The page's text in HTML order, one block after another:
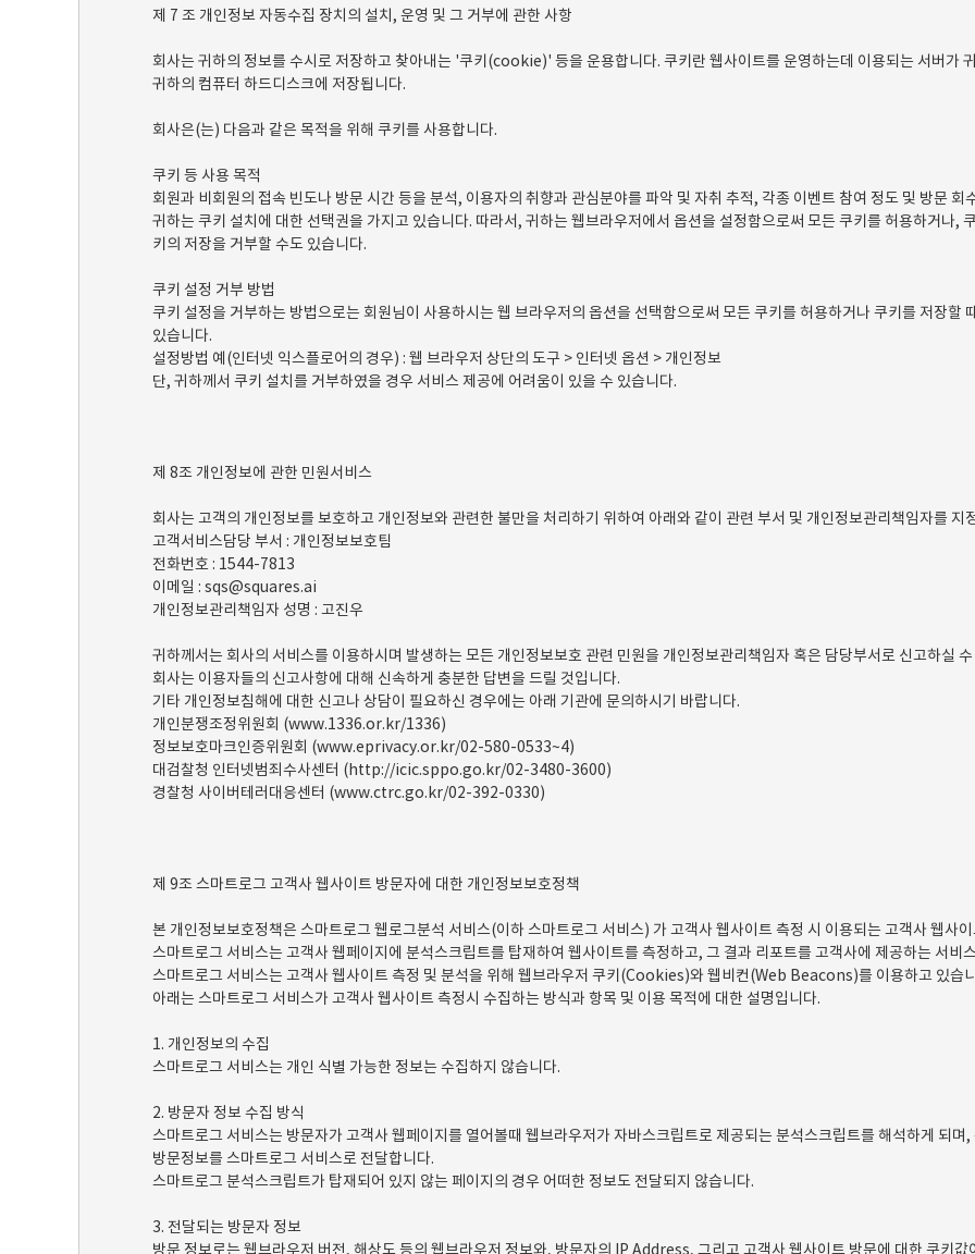
제 7 조 개인정보 자동수집 장치의 설치, 운영 및 그 거부에 관한 사항
회사는 귀하의 정보를 수시로 저장하고 찾아내는 '쿠키(cookie)' 등을 운용합니다. 쿠키란 웹사이트를 운영하는데 이용되는 서버가
귀하의 컴퓨터 하드디스크에 저장됩니다.
회사은(는) 다음과 같은 목적을 위해 쿠키를 사용합니다.
쿠키 등 사용 목적
회원과 비회원의 접속 빈도나 방문 시간 등을 분석, 이용자의 취향과 관심분야를 파악 및 자취 추적, 각종 이벤트 참여 정도 및 방문
귀하는 쿠키 설치에 대한 선택권을 가지고 있습니다. 따라서, 귀하는 웹브라우저에서 옵션을 설정함으로써 모든 쿠키를 허용하거나,
키의 저장을 거부할 수도 있습니다.
쿠키 설정 거부 방법
쿠키 설정을 거부하는 방법으로는 회원님이 사용하시는 웹 브라우저의 옵션을 선택함으로써 모든 쿠키를 허용하거나 쿠키를 저장할
있습니다.
설정방법 예(인터넷 익스플로어의 경우) : 웹 브라우저 상단의 도구 > 인터넷 옵션 > 개인정보
단, 귀하께서 쿠키 설치를 거부하였을 경우 서비스 제공에 어려움이 있을 수 있습니다.
제 8조 개인정보에 관한 민원서비스
회사는 고객의 개인정보를 보호하고 개인정보와 관련한 불만을 처리하기 위하여 아래와 같이 관련 부서 및 개인정보관리책임자를 지
고객서비스담당 부서 : 개인정보보호팀
전화번호 : 1544-7813
이메일 : sqs@squares.ai
개인정보관리책임자 성명 : 고진우
귀하께서는 회사의 서비스를 이용하시며 발생하는 모든 개인정보보호 관련 민원을 개인정보관리책임자 혹은 담당부서로 신고하실
회사는 이용자들의 신고사항에 대해 신속하게 충분한 답변을 드릴 것입니다.
기타 개인정보침해에 대한 신고나 상담이 필요하신 경우에는 아래 기관에 문의하시기 바랍니다.
개인분쟁조정위원회 (www.1336.or.kr/1336)
정보보호마크인증위원회 (www.eprivacy.or.kr/02-580-0533~4)
대검찰청 인터넷범죄수사센터 (http://icic.sppo.go.kr/02-3480-3600)
경찰청 사이버테러대응센터 (www.ctrc.go.kr/02-392-0330)
제 9조 스마트로그 고객사 웹사이트 방문자에 대한 개인정보보호정책
본 개인정보보호정책은 스마트로그 웹로그분석 서비스(이하 스마트로그 서비스) 가 고객사 웹사이트 측정 시 이용되는 고객사 웹사
스마트로그 서비스는 고객사 웹페이지에 분석스크립트를 탑재하여 웹사이트를 측정하고, 그 결과 리포트를 고객사에 제공하는 서비
스마트로그 서비스는 고객사 웹사이트 측정 및 분석을 위해 웹브라우저 쿠키(Cookies)와 웹비컨(Web Beacons)를 이용하고 있습
아래는 스마트로그 서비스가 고객사 웹사이트 측정시 수집하는 방식과 항목 및 이용 목적에 대한 설명입니다.
1. 개인정보의 수집
스마트로그 서비스는 개인 식별 가능한 정보는 수집하지 않습니다.
2. 방문자 정보 수집 방식
스마트로그 서비스는 방문자가 고객사 웹페이지를 열어볼때 웹브라우저가 자바스크립트로 제공되는 분석스크립트를 해석하게 되
방문정보를 스마트로그 서비스로 전달합니다.
스마트로그 분석스크립트가 탑재되어 있지 않는 페이지의 경우 어떠한 정보도 전달되지 않습니다.
3. 전달되는 방문자 정보